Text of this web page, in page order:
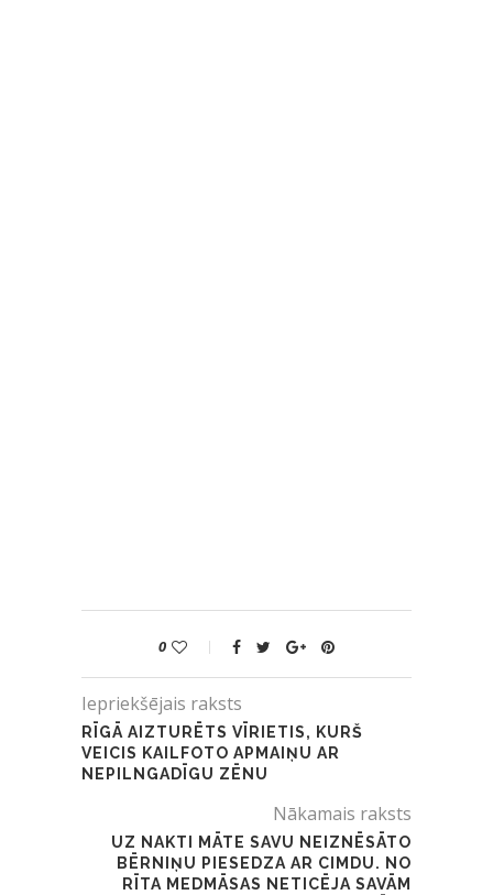
0
Iepriekšējais raksts
RĪGĀ AIZTURĒTS VĪRIETIS, KURŠ
VEICIS KAILFOTO APMAIŅU AR
NEPILNGADĪGU ZĒNU
Nākamais raksts
UZ NAKTI MĀTE SAVU NEIZNĒSĀTO
BĒRNIŅU PIESEDZA AR CIMDU. NO
RĪTA MEDMĀSAS NETICĒJA SAVĀM